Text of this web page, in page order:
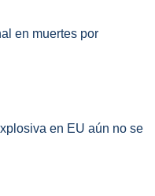
en muertes por
en EU aún no se